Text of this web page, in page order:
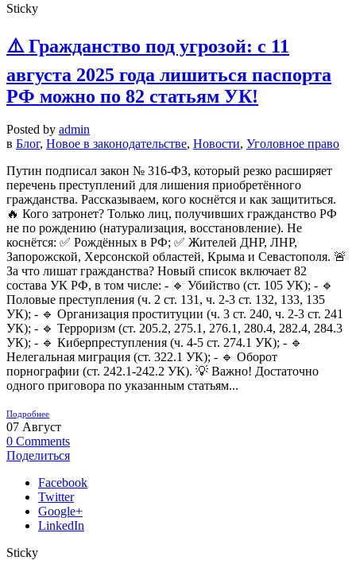
Sticky
⚠️ Гражданство под угрозой: с 11
августа 2025 года лишиться паспорта
РФ можно по 82 статьям УК!
Posted by admin
в Блог, Новое в законодательстве, Новости, Уголовное право
Путин подписал закон № 316-ФЗ, который резко расширяет
перечень преступлений для лишения приобретённого
гражданства. Рассказываем, кого коснётся и как защититься.
🔥 Кого затронет? Только лиц, получивших гражданство РФ
не по рождению (натурализация, восстановление). Не
коснётся: ✅ Рождённых в РФ; ✅ Жителей ДНР, ЛНР,
Запорожской, Херсонской областей, Крыма и Севастополя. 🚨
За что лишат гражданства? Новый список включает 82
состава УК РФ, в том числе: - 🔹 Убийство (ст. 105 УК); - 🔹
Половые преступления (ч. 2 ст. 131, ч. 2-3 ст. 132, 133, 135
УК); - 🔹 Организация проституции (ч. 3 ст. 240, ч. 2-3 ст. 241
УК); - 🔹 Терроризм (ст. 205.2, 275.1, 276.1, 280.4, 282.4, 284.3
УК); - 🔹 Киберпреступления (ч. 4-5 ст. 274.1 УК); - 🔹
Нелегальная миграция (ст. 322.1 УК); - 🔹 Оборот
порнографии (ст. 242.1-242.2 УК). 💡 Важно! Достаточно
одного приговора по указанным статьям...
Подробнее
07 Август
0 Comments
Поделиться
Facebook
Twitter
Google+
LinkedIn
Sticky